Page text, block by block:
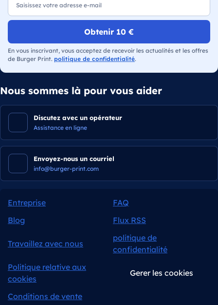
Obtenir 10 €
En vous inscrivant, vous acceptez de recevoir les actualités et les offres
de Burger Print. politique de confidentialité.
Nous sommes là pour vous aider
Discutez avec un opérateur
Assistance en ligne
Envoyez-nous un courriel
info@burger-print.com
Entreprise
FAQ
Blog
Flux RSS
Travaillez avec nous
politique de
confidentialité
Politique relative aux
cookies
Gerer les cookies
Conditions de vente